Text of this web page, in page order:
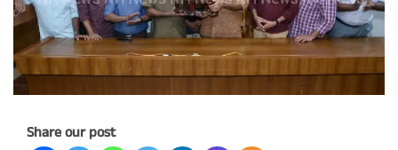
Share our post